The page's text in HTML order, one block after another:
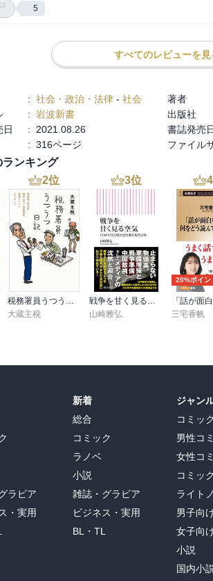
は『エリート教育』の未来であって、その設
紀版にリニューアルされた『中世ヨーロッパス
を見てみたくはなる。『エリート教育』は決
5
すべてのレビューを見
: 社会・政治・法律 - 社会 著者
: 岩波新書 出版社
日
: 2021.08.26 書誌発売
: 316ページ ファイル
ランキング
2位
税務署員うつうつ日記
大蔵主税
3位
戦争を甘く見る空気 1930年代と似た道を進む現代日本
山崎雅弘
4
20%ポイン
三宅香帆
ラビア
・実用
新着
総合
コミック
ラノベ
小説
雑誌・グラビア
ビジネス・実用
BL・TL
ジャン
コミック
男性コ
女性コ
コミッ
ライト
男子向
女子向
小説
国内小